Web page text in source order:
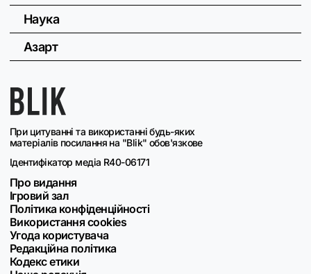
При цитуванні та використанні будь-яких
матеріалів посилання на "Blik" обов'язкове
Ідентифікатор медіа R40-06171
Про видання
Ігровий зал
Політика конфіденційності
Використання cookies
Угода користувача
Редакційна політика
Кодекс етики
Наука
Азарт